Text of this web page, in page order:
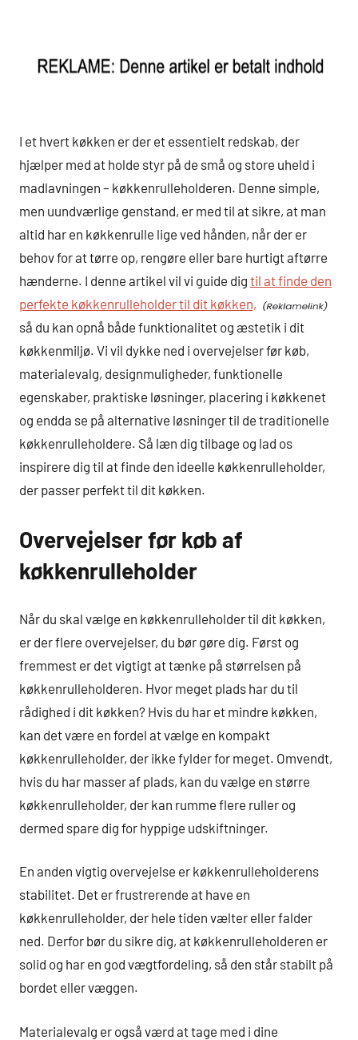
I et hvert køkken er der et essentielt redskab, der
hjælper med at holde styr på de små og store uheld i
madlavningen – køkkenrulleholderen. Denne simple,
men uundværlige genstand, er med til at sikre, at man
altid har en køkkenrulle lige ved hånden, når der er
behov for at tørre op, rengøre eller bare hurtigt aftørre
hænderne. I denne artikel vil vi guide dig til at finde den
perfekte køkkenrulleholder til dit køkken,
så du kan opnå både funktionalitet og æstetik i dit
køkkenmiljø. Vi vil dykke ned i overvejelser før køb,
materialevalg, designmuligheder, funktionelle
egenskaber, praktiske løsninger, placering i køkkenet
og endda se på alternative løsninger til de traditionelle
køkkenrulleholdere. Så læn dig tilbage og lad os
inspirere dig til at finde den ideelle køkkenrulleholder,
der passer perfekt til dit køkken.
Overvejelser før køb af
køkkenrulleholder
Når du skal vælge en køkkenrulleholder til dit køkken,
er der flere overvejelser, du bør gøre dig. Først og
fremmest er det vigtigt at tænke på størrelsen på
køkkenrulleholderen. Hvor meget plads har du til
rådighed i dit køkken? Hvis du har et mindre køkken,
kan det være en fordel at vælge en kompakt
køkkenrulleholder, der ikke fylder for meget. Omvendt,
hvis du har masser af plads, kan du vælge en større
køkkenrulleholder, der kan rumme flere ruller og
dermed spare dig for hyppige udskiftninger.
En anden vigtig overvejelse er køkkenrulleholderens
stabilitet. Det er frustrerende at have en
køkkenrulleholder, der hele tiden vælter eller falder
ned. Derfor bør du sikre dig, at køkkenrulleholderen er
solid og har en god vægtfordeling, så den står stabilt på
bordet eller væggen.
Materialevalg er også værd at tage med i dine